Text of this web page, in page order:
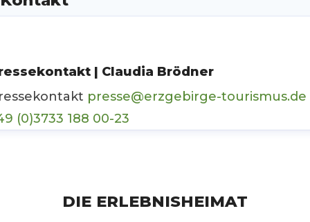
| Claudia Brödner
presse@erzgebirge-tourismus.de
(0)3733 188 00-23
DIE ERLEBNISHEIMAT